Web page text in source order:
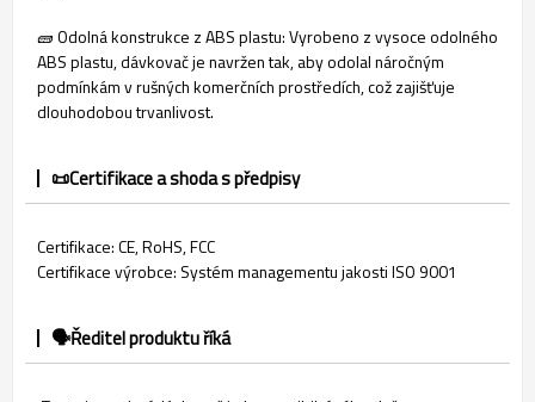
🧱 Odolná konstrukce z ABS plastu: Vyrobeno z vysoce odolného
ABS plastu, dávkovač je navržen tak, aby odolal náročným
podmínkám v rušných komerčních prostředích, což zajišťuje
dlouhodobou trvanlivost.
📜Certifikace a shoda s předpisy
Certifikace: CE, RoHS, FCC
Certifikace výrobce: Systém managementu jakosti ISO 9001
🗣️Ředitel produktu říká